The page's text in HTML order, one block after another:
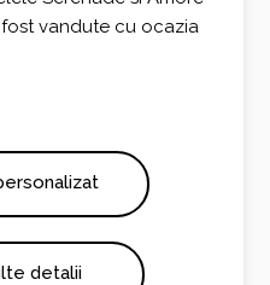
vandute cu ocazia
detalii